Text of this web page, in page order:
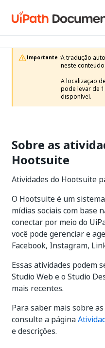
Importante :A tradução
neste conteúdo.
A localização
pode levar de
disponível.
Sobre as
Hootsuite
Atividades do Hootsuite
O Hootsuite é um
mídias sociais com base
conectar por meio do
você pode gerenciar e
Facebook, Instagram,
Essas atividades podem
Studio Web e o Studio
mais recentes.
Para saber mais sobre
consulte a página
e descrições.